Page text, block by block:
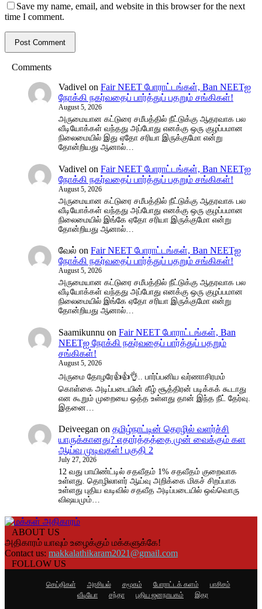
Save my name, email, and website in this browser for the next
time I comment.
Comments
Vadivel on Fair NEET போராட்டங்கள், Ban NEETஐ
நோக்கி நகர்வதைப் பார்த்துப் பதறும் சங்கிகள்!
August 5, 2026
அருமையான கட்டுரை சமீபத்தில் நீட்டுக்கு ஆதரவாக பல
வீடியோக்கள் வந்தது அப்போது எனக்கு ஒரு குழப்பமான
நிலைமையில் இது ஏதோ சரியா இருக்குமோ என்று
தோன்றியது ஆனால்…
Vadivel on Fair NEET போராட்டங்கள், Ban NEETஐ
நோக்கி நகர்வதைப் பார்த்துப் பதறும் சங்கிகள்!
August 5, 2026
அருமையான கட்டுரை சமீபத்தில் நீட்டுக்கு ஆதரவாக பல
வீடியோக்கள் வந்தது அப்போது எனக்கு ஒரு குழப்பமான
நிலைமையில் இங்கே ஏதோ சரியா இருக்குமோ என்று
தோன்றியது ஆனால்…
வேல் on Fair NEET போராட்டங்கள், Ban NEETஐ
நோக்கி நகர்வதைப் பார்த்துப் பதறும் சங்கிகள்!
August 5, 2026
அருமையான கட்டுரை சமீபத்தில் நீட்டுக்கு ஆதரவாக பல
வீடியோக்கள் வந்தது அப்போது எனக்கு ஒரு குழப்பமான
நிலைமையில் இங்கே ஏதோ சரியா இருக்குமோ என்று
தோன்றியது ஆனால்…
Saamikunnu on Fair NEET போராட்டங்கள், Ban
NEETஐ நோக்கி நகர்வதைப் பார்த்துப் பதறும்
சங்கிகள்!
August 5, 2026
அருமை தோழரே👍👍👌.. பார்ப்பனிய வர்ணாசிரமம்
கொள்கை அடிப்படையின் கீழ் சூத்திரன் படிக்கக் கூடாது
என கூறும் முறையை ஒத்த உள்ளது தான் இந்த நீட் தேர்வு.
இதனை…
Deiveegan on தமிழ்நாட்டின் தொழில் வளர்ச்சி
யாருக்கானது? எதார்த்தத்தை முன் வைக்கும் கள
ஆய்வு முடிவுகள்! பகுதி 2
July 27, 2026
12 வது பாயிண்ட்டில் சதவீதம் 1% சதவீதம் குறைவாக
உள்ளது. தொழிலாளர் ஆய்வு அறிக்கை மிகச் சிறப்பாக
உள்ளது புதிய வடிவில் சதவீத அடிப்படையில் ஒவ்வொரு
விஷயமும்…
ABOUT US
அதிகாரம் யாவும் உழைக்கும் மக்களுக்கே!
Contact us: makkalathikaram2021@gmail.com
FOLLOW US
செய்திகள் அரசியல் சமூகம் போராட்டக் களம்
பாசிசம்
வீடியோ
சந்தா புதிய ஜனநாயகம் இதர